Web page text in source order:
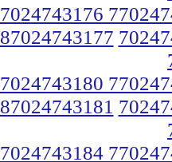
7024743176
87024743177
7024743180
87024743181
7024743184